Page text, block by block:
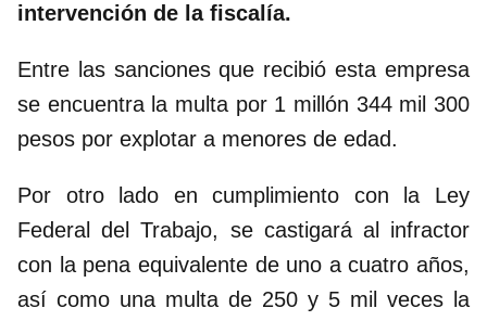
intervención de la fiscalía.
Entre las sanciones que recibió esta empresa
se encuentra la multa por 1 millón 344 mil 300
pesos por explotar a menores de edad.
Por otro lado en cumplimiento con la Ley
Federal del Trabajo, se castigará al infractor
con la pena equivalente de uno a cuatro años,
así como una multa de 250 y 5 mil veces la